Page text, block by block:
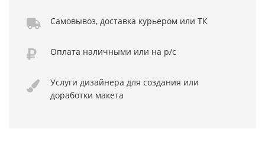
Самовывоз, доставка курьером или ТК
Оплата наличными или на р/с
Услуги дизайнера для создания или
доработки макета